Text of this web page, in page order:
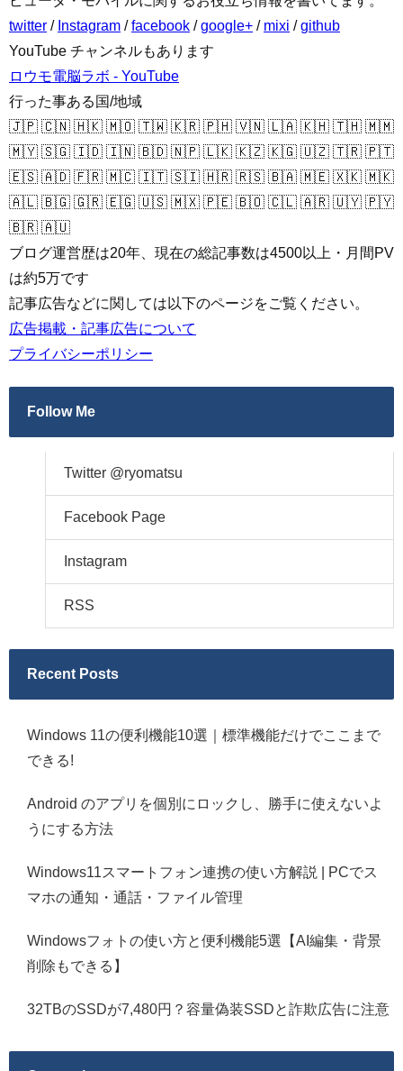
twitter / Instagram /facebook /google+ / mixi /github
YouTube チャンネルもあります
ロウモ電脳ラボ - YouTube
行った事ある国/地域
🇯🇵 🇨🇳 🇭🇰 🇲🇴 🇹🇼 🇰🇷 🇵🇭 🇻🇳 🇱🇦 🇰🇭 🇹🇭 🇲🇲
🇲🇾 🇸🇬 🇮🇩 🇮🇳 🇧🇩 🇳🇵 🇱🇰 🇰🇿 🇰🇬 🇺🇿 🇹🇷 🇵🇹
🇪🇸 🇦🇩 🇫🇷 🇲🇨 🇮🇹 🇸🇮 🇭🇷 🇷🇸 🇧🇦 🇲🇪 🇽🇰 🇲🇰
🇦🇱 🇧🇬 🇬🇷 🇪🇬 🇺🇸 🇲🇽 🇵🇪 🇧🇴 🇨🇱 🇦🇷 🇺🇾 🇵🇾
🇧🇷 🇦🇺
ブログ運営歴は20年、現在の総記事数は4500以上・月間PV
は約5万です
記事広告などに関しては以下のページをご覧ください。
広告掲載・記事広告について
プライバシーポリシー
Follow Me
Twitter @ryomatsu
Facebook Page
Instagram
RSS
Recent Posts
Windows 11の便利機能10選｜標準機能だけでここまで
できる!
Android のアプリを個別にロックし、勝手に使えないよ
うにする方法
Windows11スマートフォン連携の使い方解説 | PCでス
マホの通知・通話・ファイル管理
Windowsフォトの使い方と便利機能5選【AI編集・背景
削除もできる】
32TBのSSDが7,480円？容量偽装SSDと詐欺広告に注意